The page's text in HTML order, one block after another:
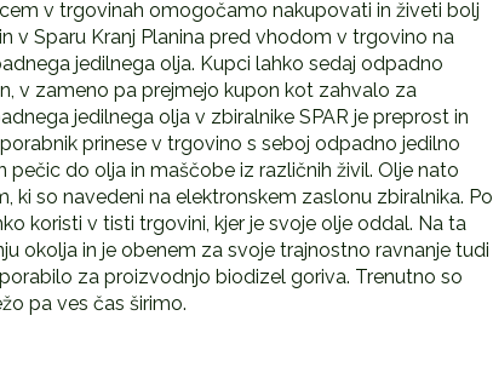
v trgovinah omogočamo nakupovati in živeti bolj
v Sparu Kranj Planina pred vhodom v trgovino na
jedilnega olja. Kupci lahko sedaj odpadno
v zameno pa prejmejo kupon kot zahvalo za
jedilnega olja v zbiralnike SPAR je preprost in
prinese v trgovino s seboj odpadno jedilno
do olja in maščobe iz različnih živil. Olje nato
ki so navedeni na elektronskem zaslonu zbiralnika. Po
koristi v tisti trgovini, kjer je svoje olje oddal. Na ta
okolja in je obenem za svoje trajnostno ravnanje tudi
za proizvodnjo biodizel goriva. Trenutno so
pa ves čas širimo.